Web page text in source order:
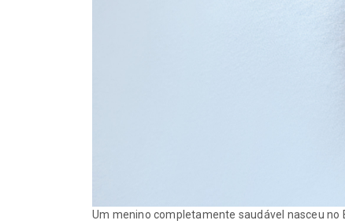
Um menino completamente saudável nasceu